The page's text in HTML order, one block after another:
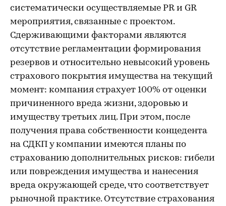
систематически осуществляемые PR и GR
мероприятия, связанные с проектом.
Сдерживающими факторами являются
отсутствие регламентации формирования
резервов и относительно невысокий уровень
страхового покрытия имущества на текущий
момент: компания страхует 100% от оценки
причиненного вреда жизни, здоровью и
имуществу третьих лиц. При этом, после
получения права собственности концедента
на СДКП у компании имеются планы по
страхованию дополнительных рисков: гибели
или повреждения имущества и нанесения
вреда окружающей среде, что соответствует
рыночной практике. Отсутствие страхования